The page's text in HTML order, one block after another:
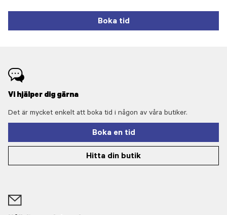
Boka tid
Vi hjälper dig gärna
Det är mycket enkelt att boka tid i någon av våra butiker.
Boka en tid
Hitta din butik